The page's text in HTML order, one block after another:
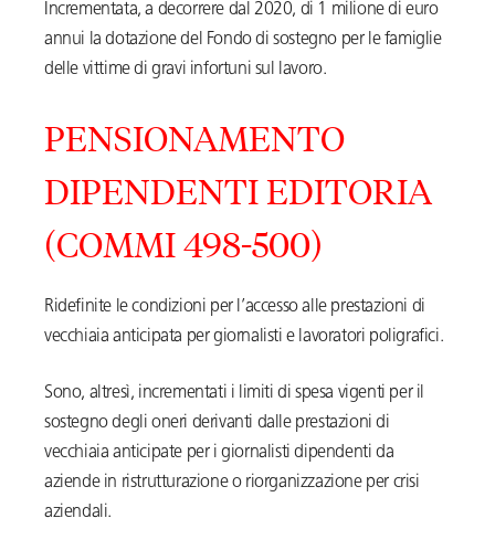
Incrementata, a decorrere dal 2020, di 1 milione di euro
annui la dotazione del Fondo di sostegno per le famiglie
delle vittime di gravi infortuni sul lavoro.
PENSIONAMENTO
DIPENDENTI EDITORIA
(COMMI 498-500)
Ridefinite le condizioni per l’accesso alle prestazioni di
vecchiaia anticipata per giornalisti e lavoratori poligrafici.
Sono, altresì, incrementati i limiti di spesa vigenti per il
sostegno degli oneri derivanti dalle prestazioni di
vecchiaia anticipate per i giornalisti dipendenti da
aziende in ristrutturazione o riorganizzazione per crisi
aziendali.